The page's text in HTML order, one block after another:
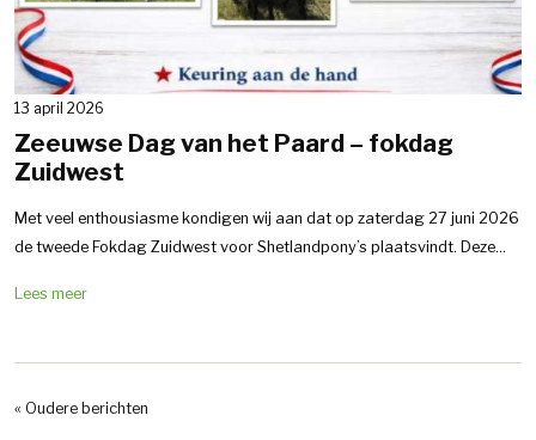
13 april 2026
Zeeuwse Dag van het Paard – fokdag
Zuidwest
Met veel enthousiasme kondigen wij aan dat op zaterdag 27 juni 2026
de tweede Fokdag Zuidwest voor Shetlandpony’s plaatsvindt. Deze...
Lees meer
« Oudere berichten